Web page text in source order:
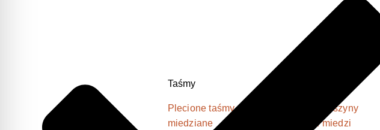
Taśmy
Plecione taśmy
miedziane
Laminowane szyny
prądowe z miedzi